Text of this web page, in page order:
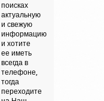
поисках
актуальную
и свежую
информацию
и хотите
ее иметь
всегда в
телефоне,
тогда
переходите